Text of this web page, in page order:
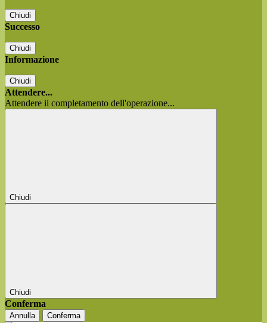
Chiudi
Successo
Chiudi
Informazione
Chiudi
Attendere...
Attendere il completamento dell'operazione...
Chiudi
Chiudi
Conferma
Annulla Conferma